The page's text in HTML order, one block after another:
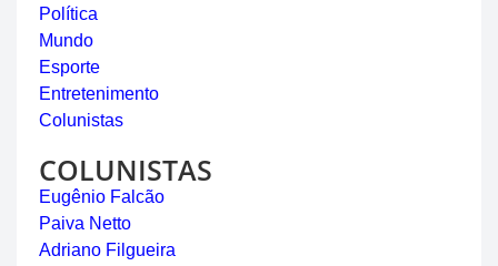
Política
Mundo
Esporte
Entretenimento
Colunistas
COLUNISTAS
Eugênio Falcão
Paiva Netto
Adriano Filgueira